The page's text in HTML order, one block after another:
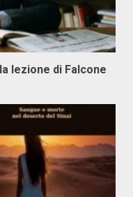
lezione di Falcone